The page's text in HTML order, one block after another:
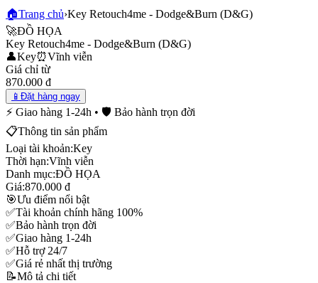
🏠Trang chủ›Key Retouch4me - Dodge&Burn (D&G)
🚀ĐỒ HỌA
Key Retouch4me - Dodge&Burn (D&G)
👤Key⏰Vĩnh viễn
Giá chỉ từ
870.000 đ
📱 Đặt hàng ngay
⚡ Giao hàng 1-24h • 🛡️ Bảo hành trọn đời
📋Thông tin sản phẩm
Loại tài khoản:Key
Thời hạn:Vĩnh viễn
Danh mục:ĐỒ HỌA
Giá:870.000 đ
🎯Ưu điểm nổi bật
✅Tài khoản chính hãng 100%
✅Bảo hành trọn đời
✅Giao hàng 1-24h
✅Hỗ trợ 24/7
✅Giá rẻ nhất thị trường
📝Mô tả chi tiết